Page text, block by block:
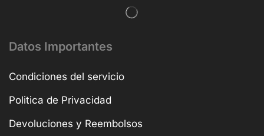
Datos Importantes
Condiciones del servicio
Politica de Privacidad
Devoluciones y Reembolsos